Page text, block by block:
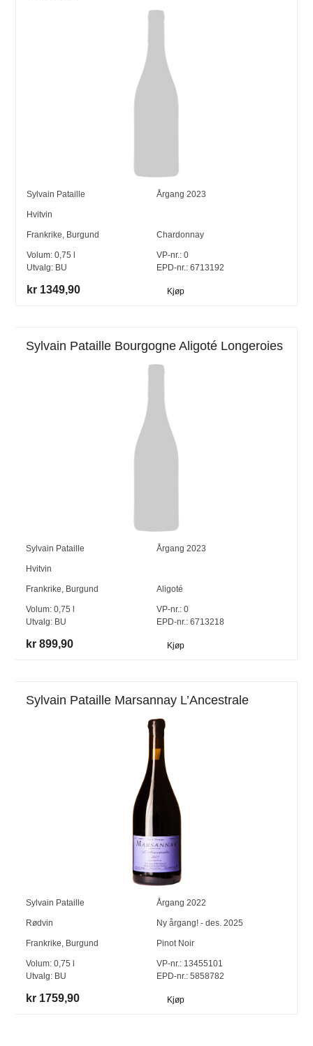
Sylvain Pataille Årgang 2023
Hvitvin
Frankrike, Burgund Chardonnay
Volum:0,75
Utvalg: BU
VP-nr.: 0
EPD-nr.: 6713192
kr 1349,90 Kjøp
Sylvain Pataille Bourgogne Aligoté Longeroies
Sylvain Pataille Årgang 2023
Hvitvin
Frankrike, Burgund Aligoté
Volum:0,75
Utvalg: BU
VP-nr.:0
EPD-nr.: 6713218
kr 899,90 Kjøp
Sylvain Pataille Marsannay L’Ancestrale
Sylvain Pataille Årgang 2022
Rødvin Ny årgang! - des. 2025
Frankrike, Burgund Pinot Noir
Volum:0,75 l
Utvalg: BU
VP-nr.:13455101
EPD-nr.: 5858782
kr 1759,90 Kjøp